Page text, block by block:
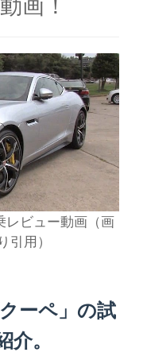
レビュー動画（画
引用）
ーペ」の試
。